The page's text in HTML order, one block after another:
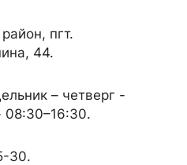
пгт.
44.
– четверг -
08:30–16:30.
30.